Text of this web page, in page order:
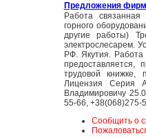
Предложения
Работа
горного
другие работы)
электрослесарем.
РФ. Якутия.
предоставляется,
трудовой книжке,
Лицензия Серия
Владимировичу
55-66, +38(068)275-
Сообщить о